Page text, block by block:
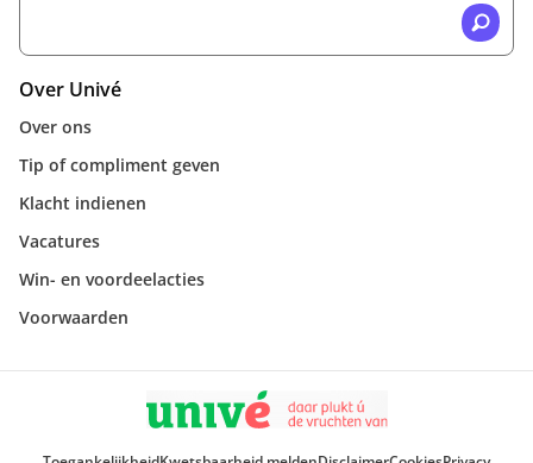
Over Univé
Over ons
Tip of compliment geven
Klacht indienen
Vacatures
Win- en voordeelacties
Voorwaarden